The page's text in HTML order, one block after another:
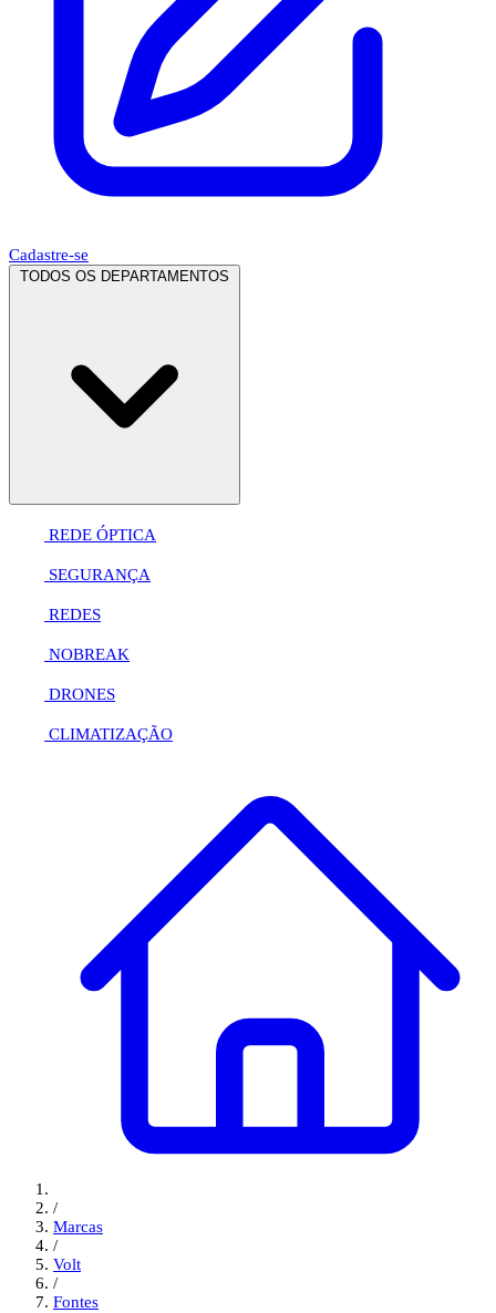
Cadastre-se
TODOS OS DEPARTAMENTOS
REDE ÓPTICA
SEGURANÇA
REDES
NOBREAK
DRONES
CLIMATIZAÇÃO
/
Marcas
/
Volt
/
Fontes